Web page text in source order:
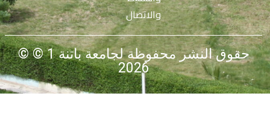
والاتصال
© حقوق النشر محفوظة لجامعة باتنة 1 ©
2026